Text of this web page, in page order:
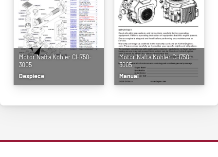
Motor Nafta Kohler CH750-
3005
Despiece
Motor Nafta Kohler CH750-
3005
Manual